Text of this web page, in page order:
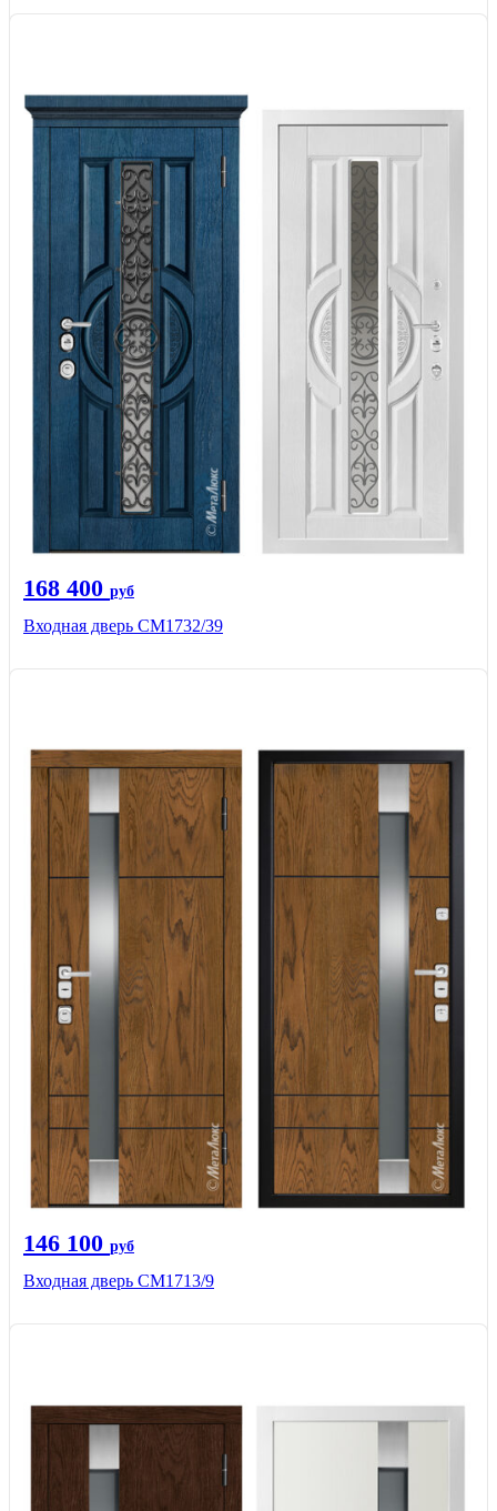
168 400 руб
Входная дверь СМ1732/39
146 100 руб
Входная дверь CМ1713/9